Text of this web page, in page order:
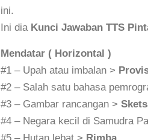
ini.
Ini dia Kunci Jawaban TTS
Mendatar ( Horizontal )
#1 – Upah atau imbalan >
#2 – Salah satu bahasa
#3 – Gambar rancangan >
#4 – Negara kecil di Samudra